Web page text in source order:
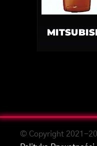
© Copyright 2021-